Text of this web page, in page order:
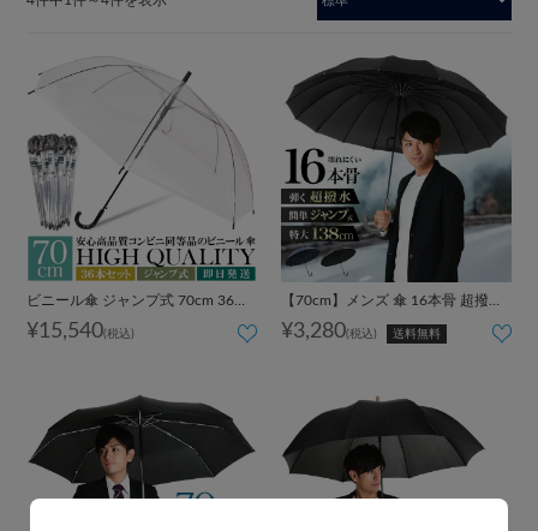
ビニール傘 ジャンプ式 70cm 36本
まとめ買い 1ケース 業務用 大量購
¥15,540(税込)
【70cm】メンズ 傘 16本骨 超撥水
ジャンプ式
¥3,280(税込) 送料無料